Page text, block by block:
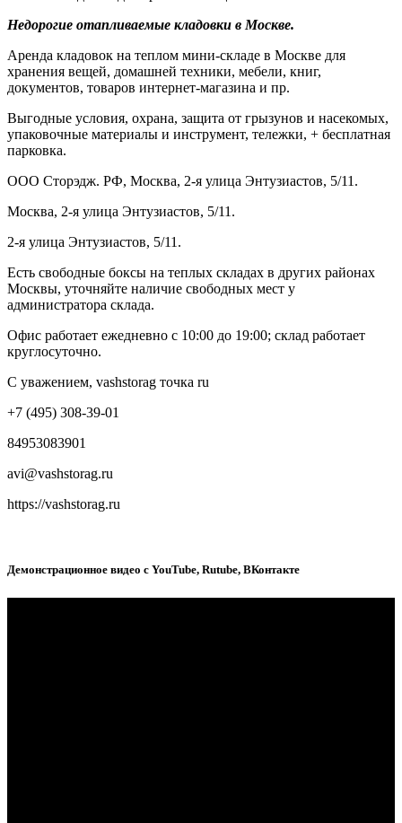
Недорогие отапливаемые кладовки в Москве.
Аренда кладовок на теплом мини-складе в Москве для
хранения вещей, домашней техники, мебели, книг,
документов, товаров интернет-магазина и пр.
Выгодные условия, охрана, защита от грызунов и насекомых,
упаковочные материалы и инструмент, тележки, + бесплатная
парковка.
ООО Сторэдж. РФ, Москва, 2-я улица Энтузиастов, 5/11.
Москва, 2-я улица Энтузиастов, 5/11.
2-я улица Энтузиастов, 5/11.
Есть свободные боксы на теплых складах в других районах
Москвы, уточняйте наличие свободных мест у
администратора склада.
Офис работает ежедневно с 10:00 до 19:00; склад работает
круглосуточно.
С уважением, vashstorag точка ru
+7 (495) 308-39-01
84953083901
avi@vashstorag.ru
https://vashstorag.ru
Демонстрационное видео с YouTube, Rutube, ВКонтакте